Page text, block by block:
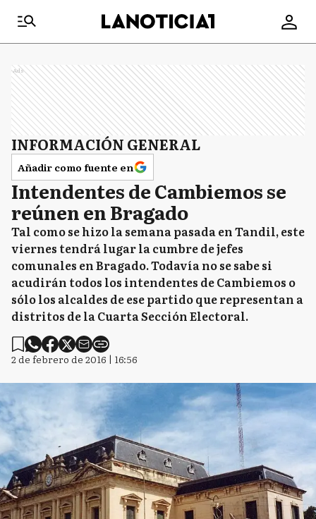
Ads
INFORMACIÓN GENERAL
Añadir como fuente en
Intendentes de Cambiemos se
reúnen en Bragado
Tal como se hizo la semana pasada en Tandil, este
viernes tendrá lugar la cumbre de jefes
comunales en Bragado. Todavía no se sabe si
acudirán todos los intendentes de Cambiemos o
sólo los alcaldes de ese partido que representan a
distritos de la Cuarta Sección Electoral.
2 de febrero de 2016 | 16:56